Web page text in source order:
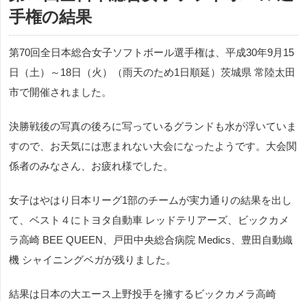
手権の結果
第70回全日本総合女子ソフトボール選手権は、平成30年9月15
日（土）～18日（火）（雨天のため1日順延）茨城県 常陸太田
市で開催されました。
決勝戦後の写真の後ろに写っているグランドも水が浮いていま
すので、お天気には恵まれない大会になったようです。大会関
係者のみなさん、お疲れ様でした。
女子はやはり日本リーグ1部のチームが実力通りの結果を出し
て、ベスト４にトヨタ自動車 レッドテリアーズ、ビックカメ
ラ高崎 BEE QUEEN、戸田中央総合病院 Medics、豊田自動織
機 シャイニングベガが残りました。
結果は日本の大エース上野投手を擁するビックカメラ高崎